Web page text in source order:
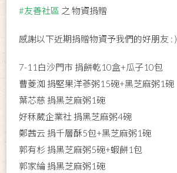
#友善社區 之 物資捐贈
感謝以下近期捐贈物資予我們的好朋友 : )
7-11白沙門市 捐餅乾10盒+瓜子10包
曹菱洳 捐堅果洋蔘粥15碗+黑芝麻粥1碗
葉芯慈 捐黑芝麻粥1碗
好秝葳企業社 捐黑芝麻粥4碗
鄭茜云 捐千層酥5包+黑芝麻粥1碗
郭有杉 捐黑芝麻粥5碗+蝦餅1包
郭家綸 捐黑芝麻粥1碗